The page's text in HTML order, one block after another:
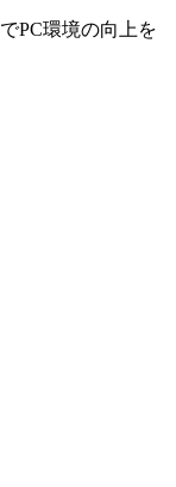
でPC環境の向上を